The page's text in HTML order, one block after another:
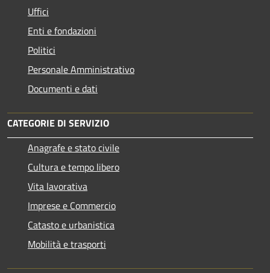
Uffici
Enti e fondazioni
Politici
Personale Amministrativo
Documenti e dati
CATEGORIE DI SERVIZIO
Anagrafe e stato civile
Cultura e tempo libero
Vita lavorativa
Imprese e Commercio
Catasto e urbanistica
Mobilità e trasporti